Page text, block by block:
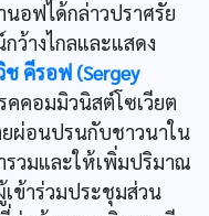
อฟได้กล่าวปราศรัย
ว้างไกลและแสดง
ช คีรอฟ (Sergey
คคอมมิวนิสต์โซเวียต
ยผ่อนปรนกับชาวนาใน
รวมและให้เพิ่มปริมาณ
ข้าร่วมประชุมส่วน